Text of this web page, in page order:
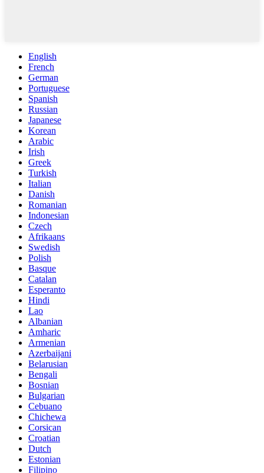
English
French
German
Portuguese
Spanish
Russian
Japanese
Korean
Arabic
Irish
Greek
Turkish
Italian
Danish
Romanian
Indonesian
Czech
Afrikaans
Swedish
Polish
Basque
Catalan
Esperanto
Hindi
Lao
Albanian
Amharic
Armenian
Azerbaijani
Belarusian
Bengali
Bosnian
Bulgarian
Cebuano
Chichewa
Corsican
Croatian
Dutch
Estonian
Filipino